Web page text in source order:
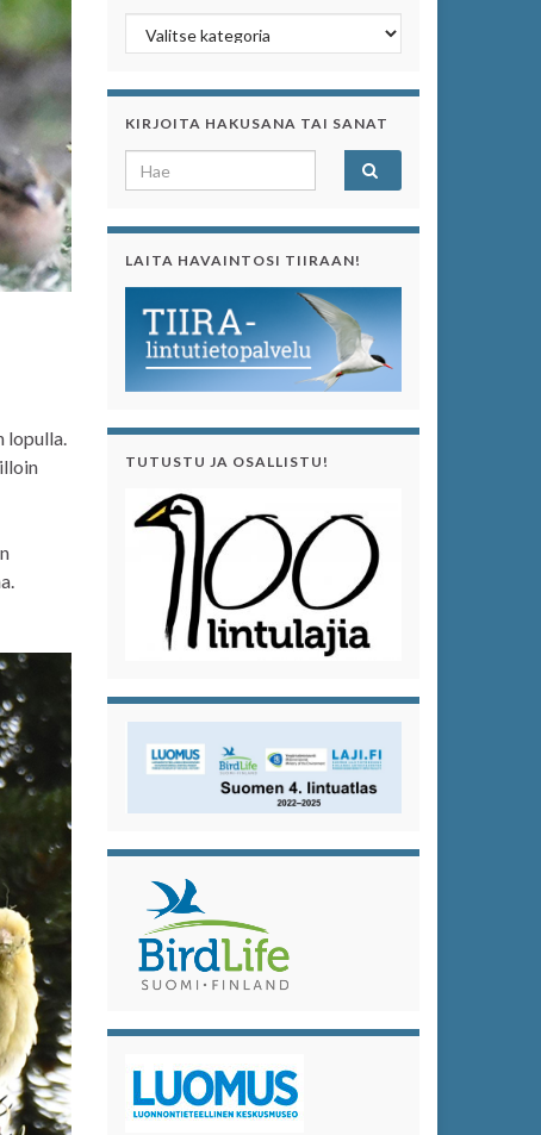
lopulla.
Kategoriaa klikkaamalla näet sen artikkelit
KIRJOITA HAKUSANA TAI SANAT
Search for:
LAITA HAVAINTOSI TIIRAAN!
TUTUSTU JA OSALLISTU!